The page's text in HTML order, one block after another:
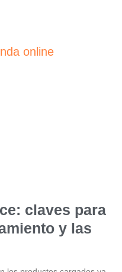
claves para
y las